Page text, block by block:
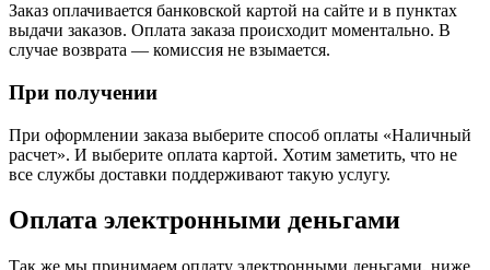
Заказ оплачивается банковской картой на сайте и в пунктах
выдачи заказов. Оплата заказа происходит моментально. В
случае возврата — комиссия нe взымается.
При получении
При оформлении заказа выберите способ оплаты «Наличный
расчет». И выберите оплата картой. Хотим заметить, что не
все службы доставки поддерживают такую услугу.
Оплата электронными деньгами